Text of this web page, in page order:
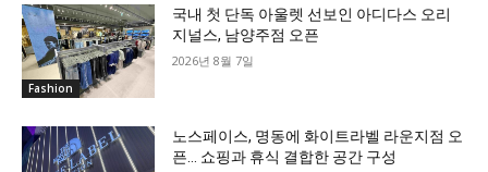
Fashion
국내 첫 단독 아울렛 선보인 아디다스 오리
지널스, 남양주점 오픈
2026년 8월 7일
노스페이스, 명동에 화이트라벨 라운지점 오
픈… 쇼핑과 휴식 결합한 공간 구성